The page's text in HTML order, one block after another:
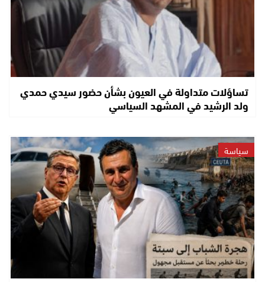
تساؤلات متداولة في العيون بشأن حضور سيدي حمدي
ولد الرشيد في المشهد السياسي
سياسة